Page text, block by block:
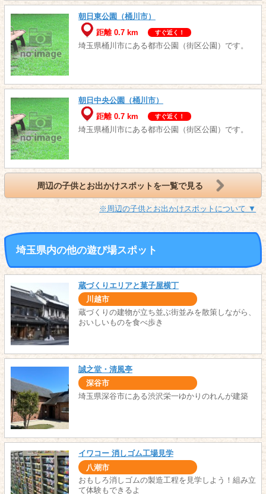
朝日東公園（桶川市）
距離 0.7 km
すぐ近く！
埼玉県桶川市にある都市公園（街区公園）です。
朝日中央公園（桶川市）
距離 0.7 km
すぐ近く！
埼玉県桶川市にある都市公園（街区公園）です。
周辺の子供とお出かけスポットを一覧で見る
※周辺の子供とお出かけスポットについて ▼
埼玉県内の他の遊び場スポット
蔵づくりエリアと菓子屋横丁
川越市
蔵づくりの建物が立ち並ぶ街並みを散策しながら、
おいしいものを食べ歩き
誠之堂・清風亭
深谷市
埼玉県深谷市にある渋沢栄一ゆかりのれんが建築
イワコー 消しゴム工場見学
八潮市
おもしろ消しゴムの製造工程を見学しよう！組み立
て体験もできるよ